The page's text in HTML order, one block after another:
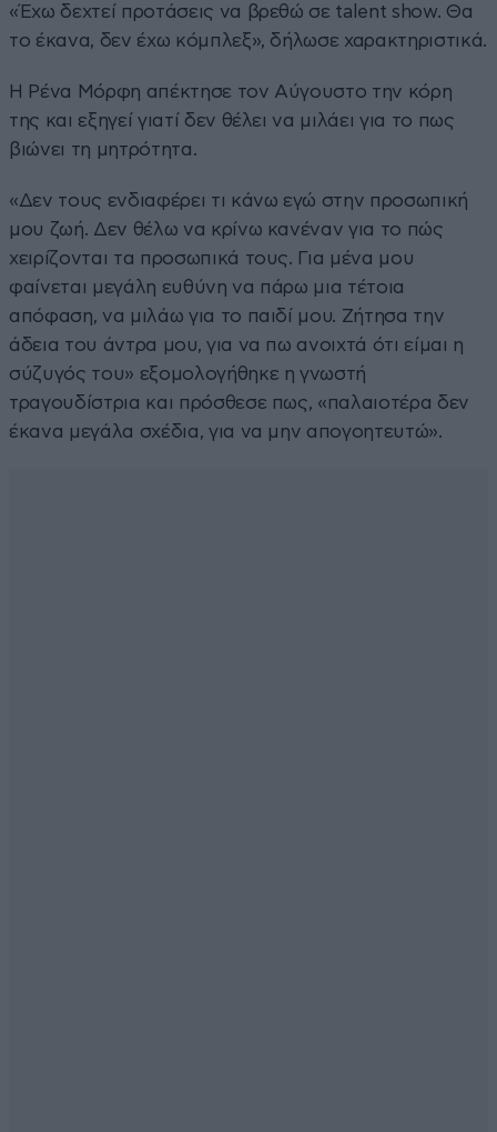
«Έχω δεχτεί προτάσεις να βρεθώ σε talent show. Θα
το έκανα, δεν έχω κόμπλεξ», δήλωσε χαρακτηριστικά.
Η Ρένα Μόρφη απέκτησε τον Αύγουστο την κόρη
της και εξηγεί γιατί δεν θέλει να μιλάει για το πως
βιώνει τη μητρότητα.
«Δεν τους ενδιαφέρει τι κάνω εγώ στην προσωπική
μου ζωή. Δεν θέλω να κρίνω κανέναν για το πώς
χειρίζονται τα προσωπικά τους. Για μένα μου
φαίνεται μεγάλη ευθύνη να πάρω μια τέτοια
απόφαση, να μιλάω για το παιδί μου. Ζήτησα την
άδεια του άντρα μου, για να πω ανοιχτά ότι είμαι η
σύζυγός του» εξομολογήθηκε η γνωστή
τραγουδίστρια και πρόσθεσε πως, «παλαιοτέρα δεν
έκανα μεγάλα σχέδια, για να μην απογοητευτώ».